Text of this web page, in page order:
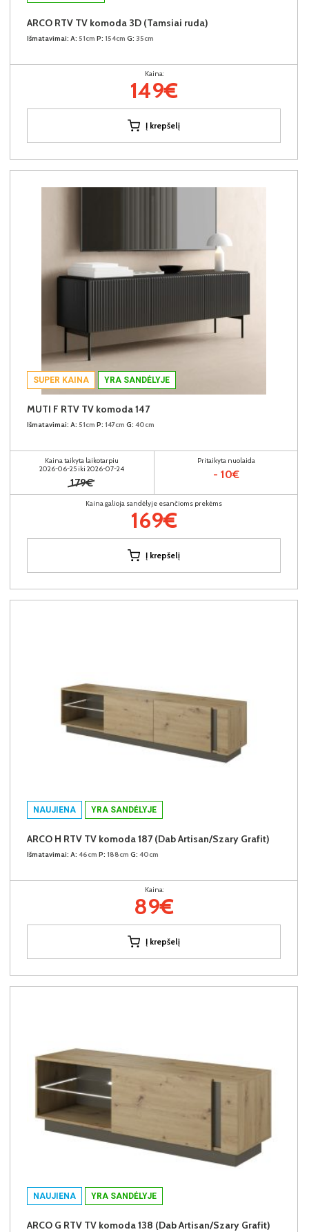
ARCO RTV TV komoda 3D (Tamsiai ruda)
Išmatavimai: A: 51cm P: 154cm G: 35cm
Kaina:
149€
Į krepšelį
SUPER KAINA YRA SANDĖLYJE
MUTI F RTV TV komoda 147
Išmatavimai: A: 51cm P: 147cm G: 40cm
Kaina taikyta laikotarpiu
2026-06-25 iki 2026-07-24
179€
Pritaikyta nuolaida
- 10€
Kaina galioja sandėlyje esančioms prekėms
169€
Į krepšelį
NAUJIENA YRA SANDĖLYJE
ARCO H RTV TV komoda 187 (Dab Artisan/Szary Grafit)
Išmatavimai: A: 46cm P: 188cm G: 40cm
Kaina:
89€
Į krepšelį
NAUJIENA YRA SANDĖLYJE
ARCO G RTV TV komoda 138 (Dab Artisan/Szary Grafit)